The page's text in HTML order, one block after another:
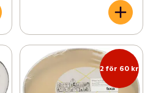
2 för 60 kr